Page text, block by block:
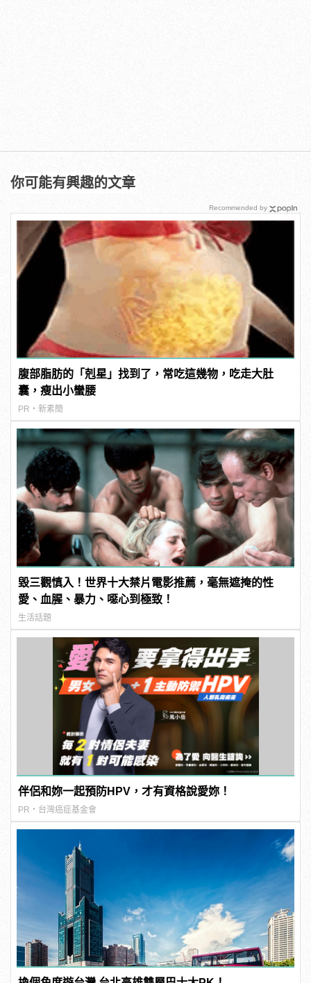
你可能有興趣的文章
腹部脂肪的「剋星」找到了，常吃這幾物，吃走大肚
囊，瘦出小蠻腰
PR・新素簡
毀三觀慎入！世界十大禁片電影推薦，毫無遮掩的性
愛、血腥、暴力、噁心到極致！
生活話題
伴侶和妳一起預防HPV，才有資格說愛妳！
PR・台灣癌症基金會
Recommended by